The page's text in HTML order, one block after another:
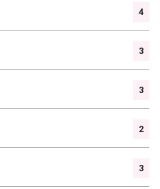
4
3
3
2
3